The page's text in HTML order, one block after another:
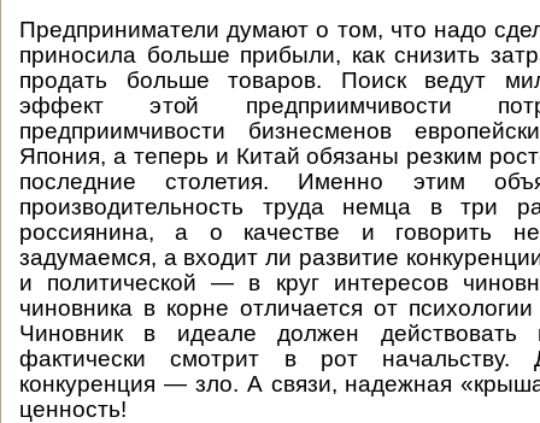
Предприниматели думают о том, что надо
приносила больше прибыли, как снизить
продать больше товаров. Поиск ведут
эффект этой предприимчивости
предприимчивости бизнесменов
Япония, а теперь и Китай обязаны резким
последние столетия. Именно этим
производительность труда немца в три
россиянина, а о качестве и говорить
задумаемся, а входит ли развитие
и политической — в круг интересов
чиновника в корне отличается от
Чиновник в идеале должен
фактически смотрит в рот начальству.
конкуренция — зло. А связи, надежная
ценность!